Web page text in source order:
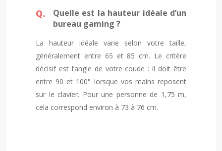
Quelle est la hauteur idéale d’un
bureau gaming ?
La hauteur idéale varie selon votre taille,
généralement entre 65 et 85 cm. Le critère
décisif est l’angle de votre coude : il doit être
entre 90 et 100° lorsque vos mains reposent
sur le clavier. Pour une personne de 1,75 m,
cela correspond environ à 73 à 76 cm.